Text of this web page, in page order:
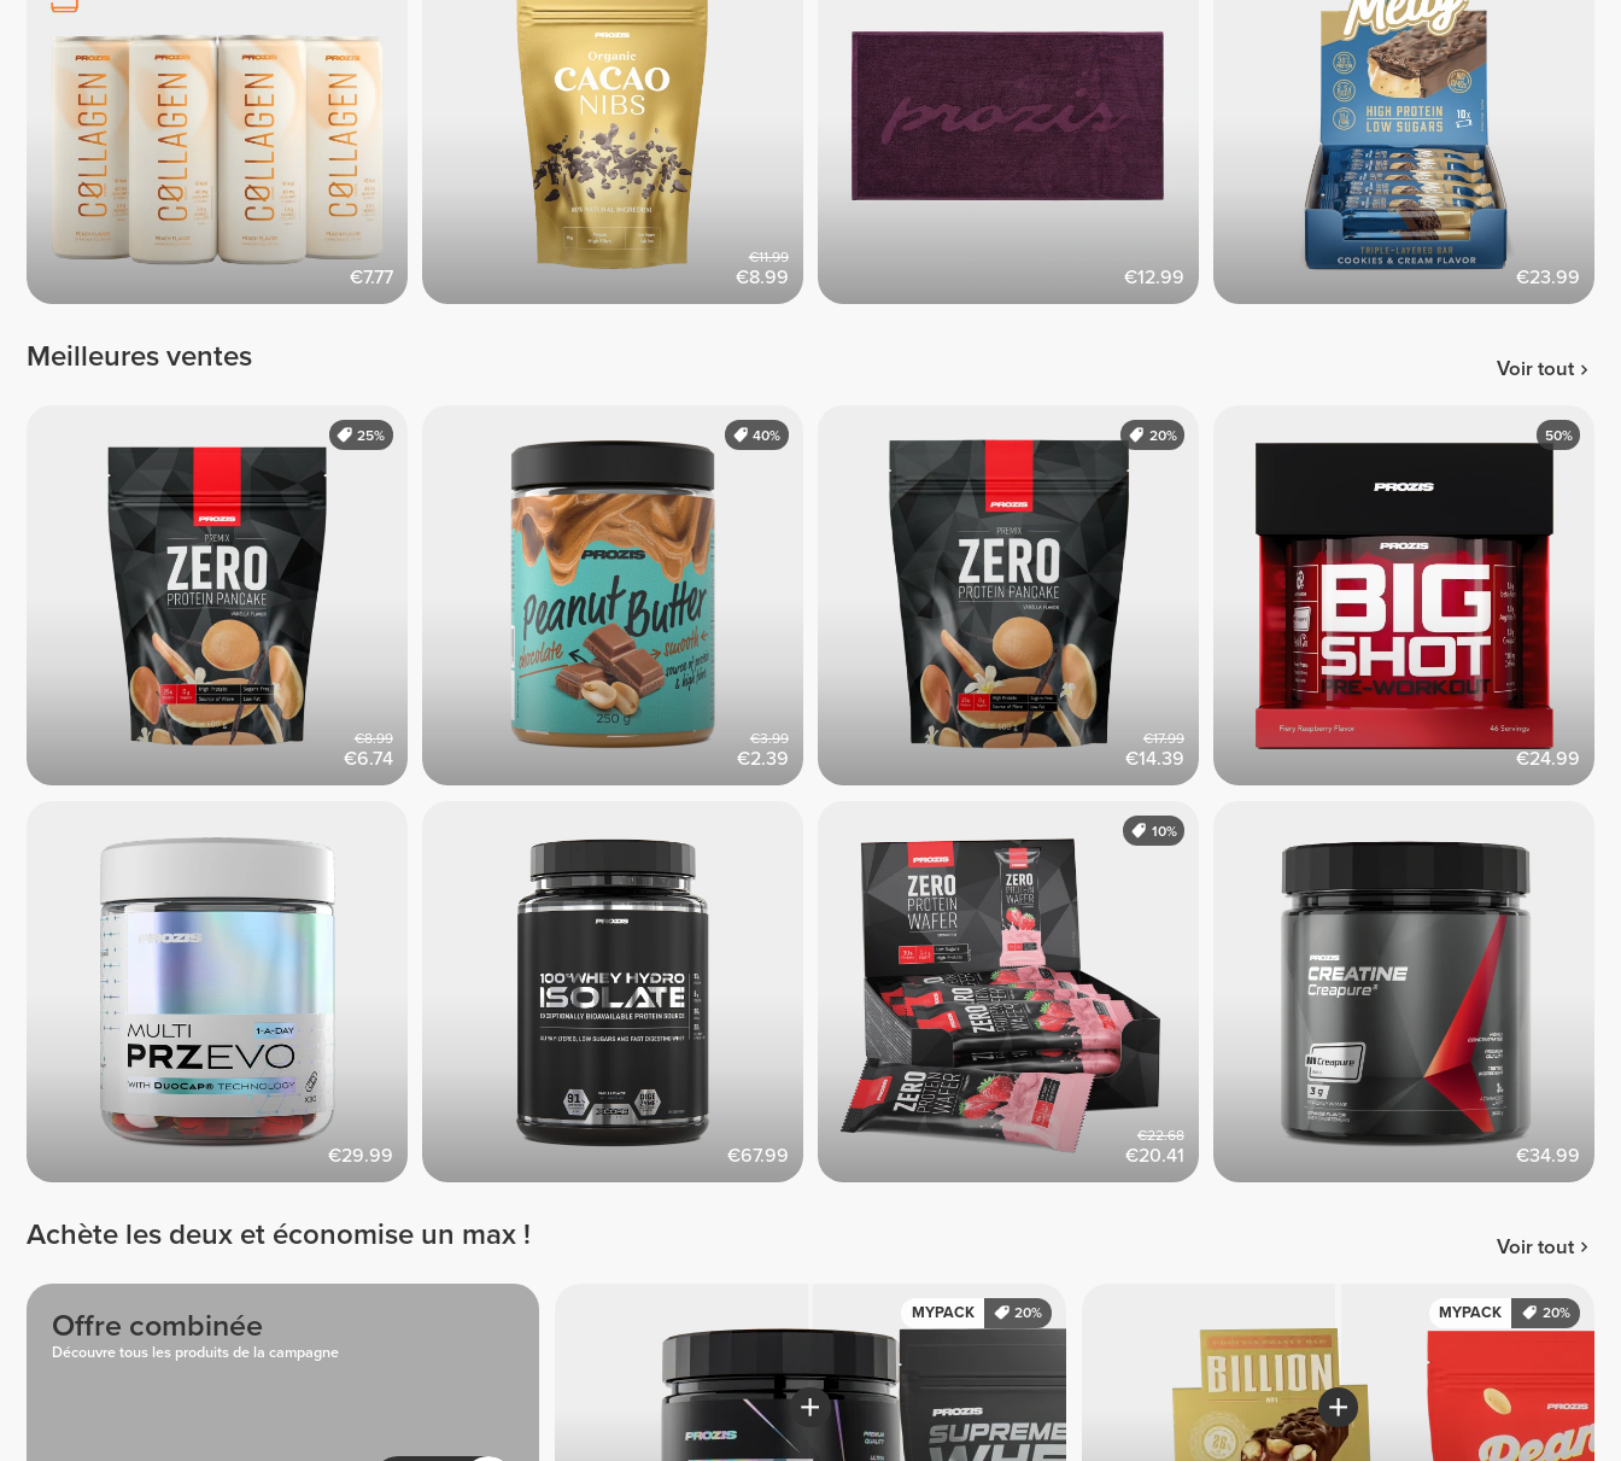
€7.77 €8.99
€11.99
€12.99 €23.99
Meilleures ventes Voir tout
€6.74
€8.99
25%
€2.39
€3.99
40%
€14.39
€17.99
20%
€24.99
50%
€29.99 €67.99 €20.41
€22.68
10%
€34.99
Achète les deux et économise un max ! Voir tout
Offre combinée
Découvre tous les produits de la campagne
MYPACK 20% MYPACK 20%